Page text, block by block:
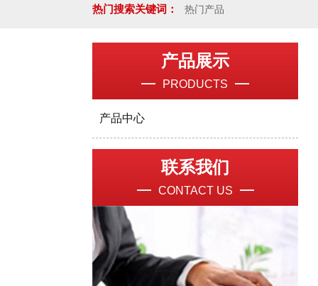
热门搜索关键词： 热门产品
产品展示
PRODUCTS
产品中心
联系我们
CONTACT US